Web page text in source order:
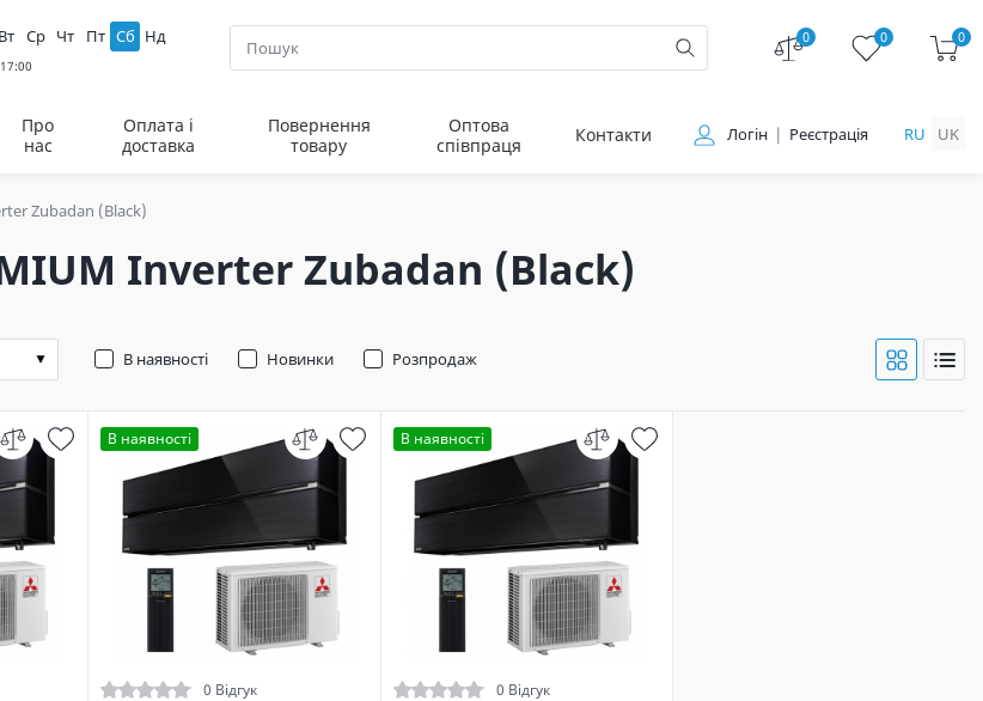
Вт Ср Чт Пт Сб Нд 0 0 0
Про
нас
Оплата і
доставка
Повернення
товару
Оптова
співпраця
Контакти Логін Реєстрація RU UK
Zubadan (Black)
Inverter Zubadan (Black)
В наявності Новинки Розпродаж
В наявності
0 Відгук
В наявності
0 Відгук